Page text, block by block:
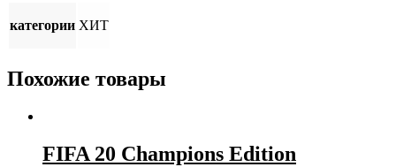
категории ХИТ
Похожие товары
FIFA 20 Champions Edition